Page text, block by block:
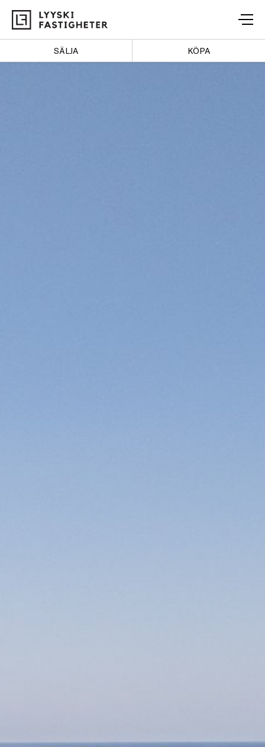
Lyyski
Fastigheter
SÄLJA KÖPA